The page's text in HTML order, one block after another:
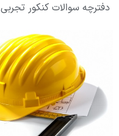
دفترچه سوالات کنکور تجربی ۱۳۹۹ + پاسخنامه